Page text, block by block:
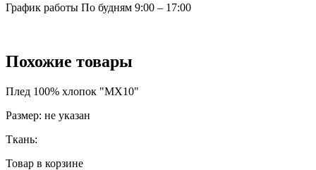
График работы По будням 9:00 – 17:00
Похожие товары
Плед 100% хлопок "MX10"
Размер: не указан
Ткань:
Товар в корзине